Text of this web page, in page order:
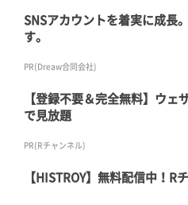
SNSアカウントを着実に成長
す。
PR(Dreaw合同会社)
【登録不要＆完全無料】ウ
で見放題
PR(Rチャンネル)
【HISTROY】無料配信中！R